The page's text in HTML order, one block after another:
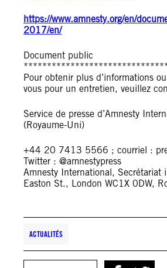
https://www.amnesty.org/en/
2017/en/
Document public
Pour obtenir plus d’informations
vous pour un entretien, veuillez
Service de presse d’Amnesty
(Royaume-Uni)
+44 20 7413 5566 ; courriel :
Twitter : @amnestypress
Amnesty International, Secrétariat
Easton St., London WC1X 0DW,
ACTUALITÉS